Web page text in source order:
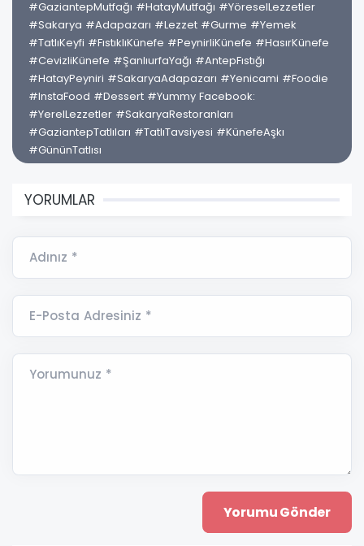
#GaziantepMutfağı #HatayMutfağı #YöreselLezzetler
#Sakarya #Adapazarı #Lezzet #Gurme #Yemek
#TatlıKeyfi #FıstıklıKünefe #PeynirliKünefe #HasırKünefe
#CevizliKünefe #ŞanlıurfaYağı #AntepFıstığı
#HatayPeyniri #SakaryaAdapazarı #Yenicami #Foodie
#InstaFood #Dessert #Yummy Facebook:
#YerelLezzetler #SakaryaRestoranları
#GaziantepTatlıları #TatlıTavsiyesi #KünefeAşkı
#GününTatlısı
YORUMLAR
Adınız *
E-Posta Adresiniz *
Yorumunuz *